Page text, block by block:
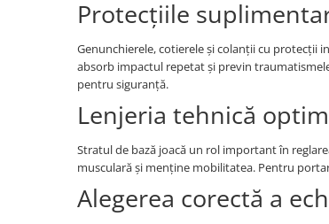
Protecțiile
Genunchierele, cotierele și colanții cu protecții
absorb impactul repetat și previn
pentru siguranță.
Lenjeria tehnică
Stratul de bază joacă un rol important în
musculară și menține mobilitatea. Pentru
Alegerea corectă a